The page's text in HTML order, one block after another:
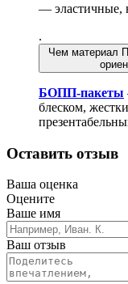
— эластичные,
.
Чем материал
БОПП-пакеты
блеском,
Оставить отзыв
Ваша оценка
Оцените
Ваше имя
Ваш отзыв